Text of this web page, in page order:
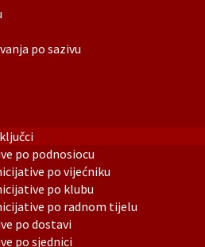
po sazivu
po podnosiocu
po vijećniku
po klubu
po radnom tijelu
po dostavi
po sjednici